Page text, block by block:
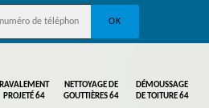
RAVALEMENT
PROJETÉ 64
NETTOYAGE DE
GOUTTIÈRES 64
DÉMOUSSAGE
DE TOITURE 64